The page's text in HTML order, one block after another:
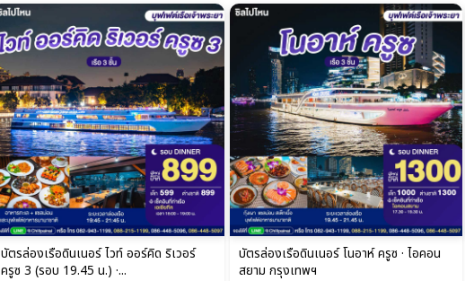
บัตรล่องเรือดินเนอร์ ไวท์ ออร์คิด ริเวอร์
ครูซ 3 (รอบ 19.45 น.) ·...
บัตรล่องเรือดินเนอร์ โนอาห์ ครูซ · ไอคอน
สยาม กรุงเทพฯ